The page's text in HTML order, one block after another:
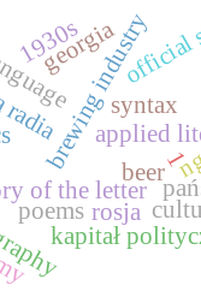
brewing industry
beer
of the letter
applied
syntax
rosja
kapitał
poems
georgia
1
1930s